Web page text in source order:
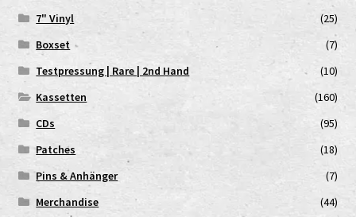
7" Vinyl
(25)
Boxset
(7)
Testpressung | Rare | 2nd Hand
(10)
Kassetten
(160)
CDs
(95)
Patches
(18)
Pins & Anhänger
(7)
Merchandise
(44)